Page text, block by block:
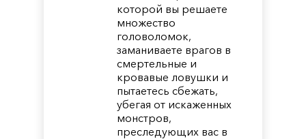
которой вы решаете
множество
головоломок,
заманиваете врагов в
смертельные и
кровавые ловушки и
пытаетесь сбежать,
убегая от искаженных
монстров,
преследующих вас в